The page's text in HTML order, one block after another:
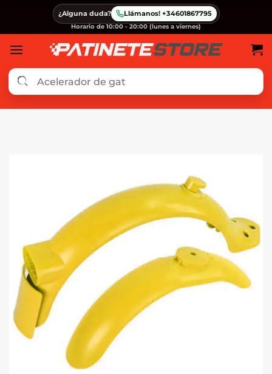
contenido
¿Alguna duda? Llámanos! +34601867795
Horario de 10:00 - 20:00 (lunes a viernes)